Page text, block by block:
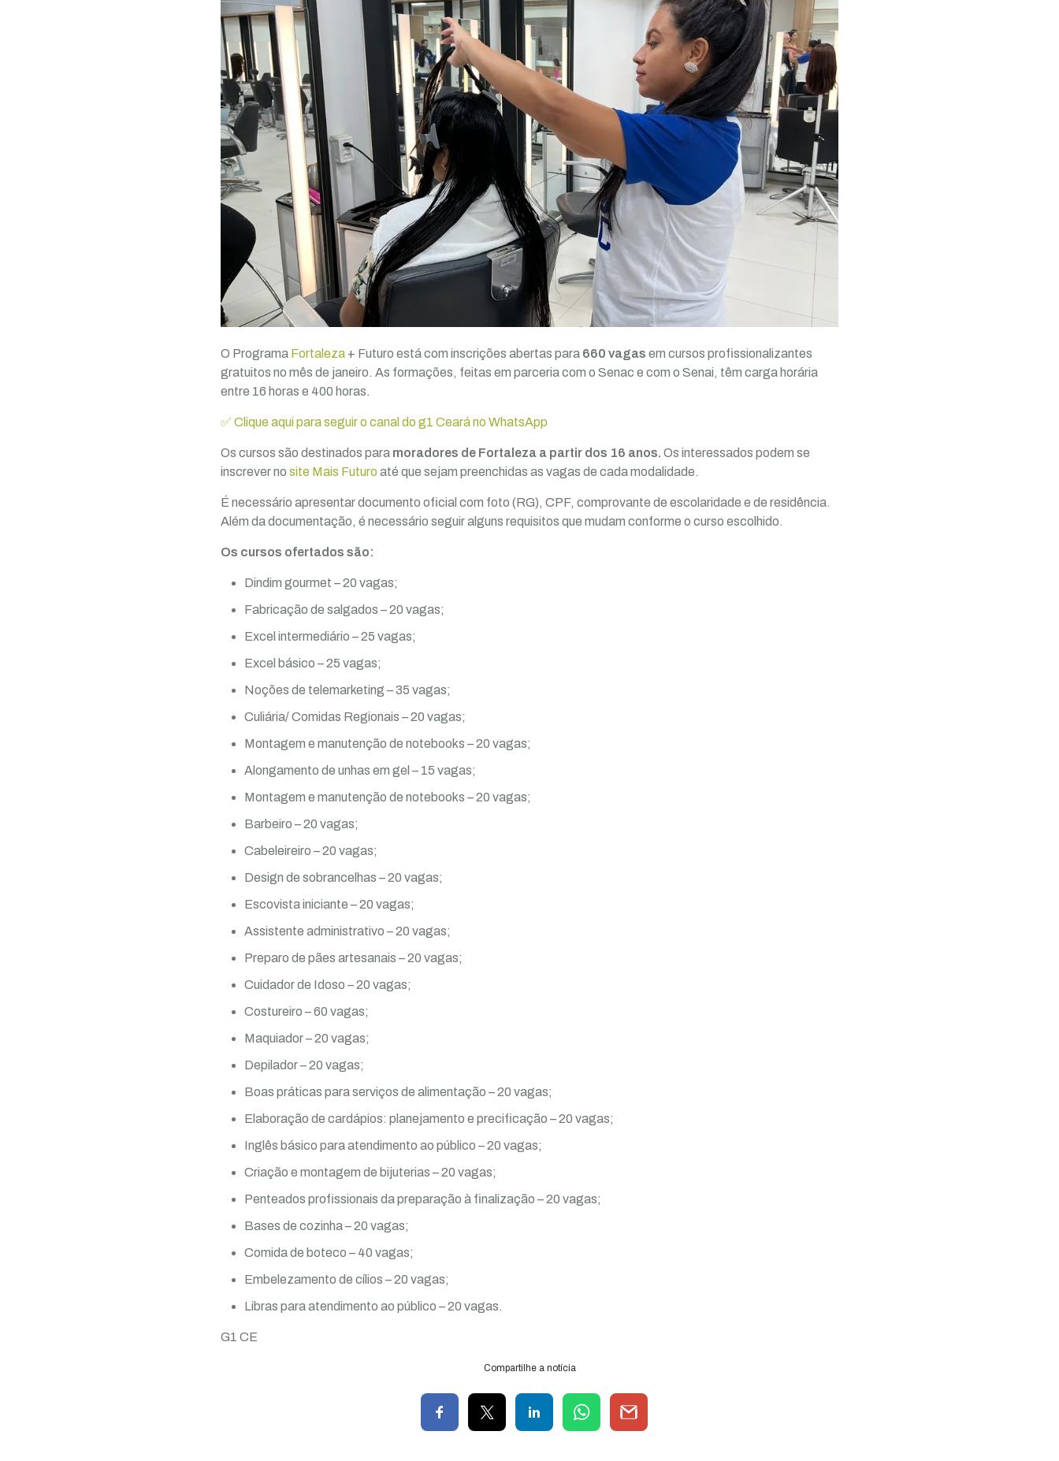
O Programa Fortaleza + Futuro está com inscrições abertas para 660 vagas em cursos profissionalizantes
gratuitos no mês de janeiro. As formações, feitas em parceria com o Senac e com o Senai, têm carga horária
entre 16 horas e 400 horas.
✅ Clique aqui para seguir o canal do g1 Ceará no WhatsApp
Os cursos são destinados para moradores de Fortaleza a partir dos 16 anos. Os interessados podem se
inscrever no site Mais Futuro até que sejam preenchidas as vagas de cada modalidade.
É necessário apresentar documento oficial com foto (RG), CPF, comprovante de escolaridade e de residência.
Além da documentação, é necessário seguir alguns requisitos que mudam conforme o curso escolhido.
Os cursos ofertados são:
Dindim gourmet – 20 vagas;
Fabricação de salgados – 20 vagas;
Excel intermediário – 25 vagas;
Excel básico – 25 vagas;
Noções de telemarketing – 35 vagas;
Culiária/ Comidas Regionais – 20 vagas;
Montagem e manutenção de notebooks – 20 vagas;
Alongamento de unhas em gel – 15 vagas;
Montagem e manutenção de notebooks – 20 vagas;
Barbeiro – 20 vagas;
Cabeleireiro – 20 vagas;
Design de sobrancelhas – 20 vagas;
Escovista iniciante – 20 vagas;
Assistente administrativo – 20 vagas;
Preparo de pães artesanais – 20 vagas;
Cuidador de Idoso – 20 vagas;
Costureiro – 60 vagas;
Maquiador – 20 vagas;
Depilador – 20 vagas;
Boas práticas para serviços de alimentação – 20 vagas;
Elaboração de cardápios: planejamento e precificação – 20 vagas;
Inglês básico para atendimento ao público – 20 vagas;
Criação e montagem de bijuterias – 20 vagas;
Penteados profissionais da preparação à finalização – 20 vagas;
Bases de cozinha – 20 vagas;
Comida de boteco – 40 vagas;
Embelezamento de cílios – 20 vagas;
Libras para atendimento ao público – 20 vagas.
G1 CE
Compartilhe a notícia